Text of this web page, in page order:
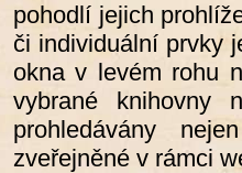
pohodlí jejich
či individuální prvky
okna v levém rohu
vybrané knihovny
prohledávány
zveřejněné v rámci